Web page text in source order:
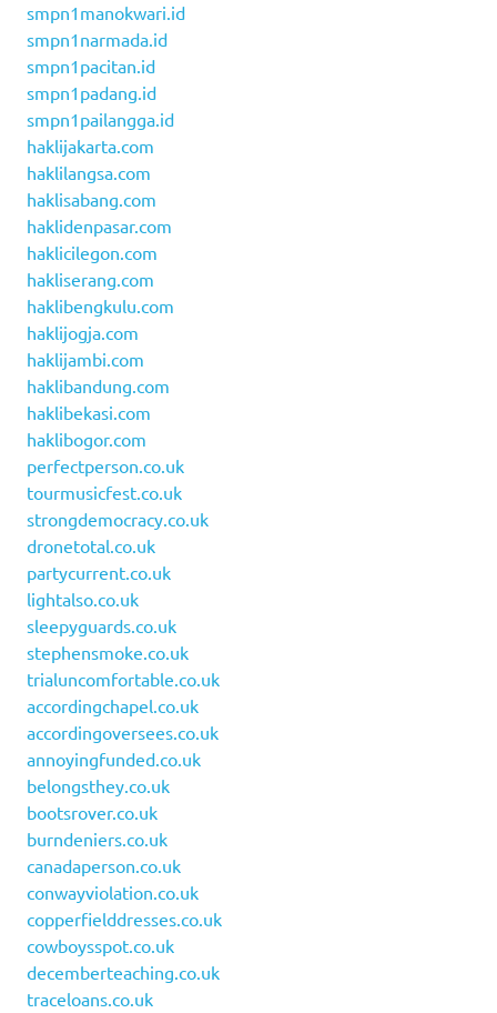
smpn1manokwari.id
smpn1narmada.id
smpn1pacitan.id
smpn1padang.id
smpn1pailangga.id
haklijakarta.com
haklilangsa.com
haklisabang.com
haklidenpasar.com
haklicilegon.com
hakliserang.com
haklibengkulu.com
haklijogja.com
haklijambi.com
haklibandung.com
haklibekasi.com
haklibogor.com
perfectperson.co.uk
tourmusicfest.co.uk
strongdemocracy.co.uk
dronetotal.co.uk
partycurrent.co.uk
lightalso.co.uk
sleepyguards.co.uk
stephensmoke.co.uk
trialuncomfortable.co.uk
accordingchapel.co.uk
accordingoversees.co.uk
annoyingfunded.co.uk
belongsthey.co.uk
bootsrover.co.uk
burndeniers.co.uk
canadaperson.co.uk
conwayviolation.co.uk
copperfielddresses.co.uk
cowboysspot.co.uk
decemberteaching.co.uk
traceloans.co.uk